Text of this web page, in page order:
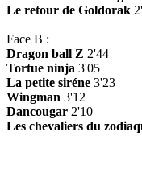
Le retour de Goldorak
Face B :
Dragon ball Z 2'44
Tortue ninja 3'05
La petite siréne 3'23
Wingman 3'12
Dancougar 2'10
Les chevaliers du